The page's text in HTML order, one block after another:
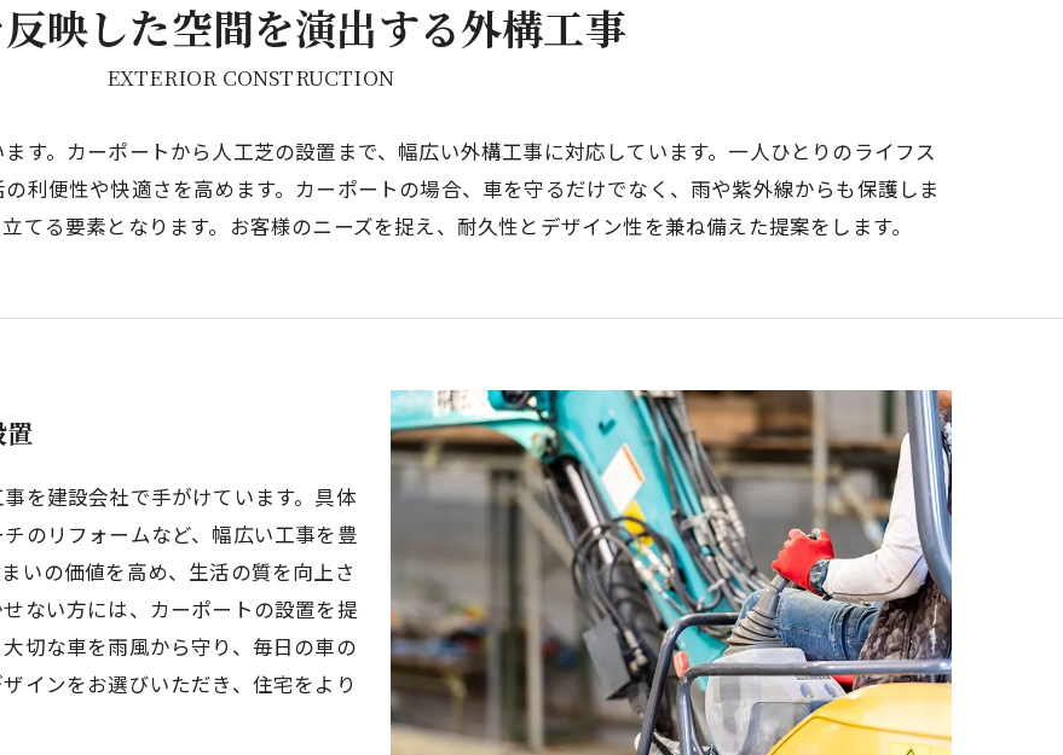
映した空間を演出する外構工事
EXTERIOR CONSTRUCTION
す。カーポートから人工芝の設置まで、幅広い外構工事に対応しています。一人ひとりのライフス
利便性や快適さを高めます。カーポートの場合、車を守るだけでなく、雨や紫外線からも保護しま
てる要素となります。お客様のニーズを捉え、耐久性とデザイン性を兼ね備えた提案をします。
置
を建設会社で手がけています。具体
のリフォームなど、幅広い工事を豊
いの価値を高め、生活の質を向上さ
ない方には、カーポートの設置を提
切な車を雨風から守り、毎日の車の
インをお選びいただき、住宅をより